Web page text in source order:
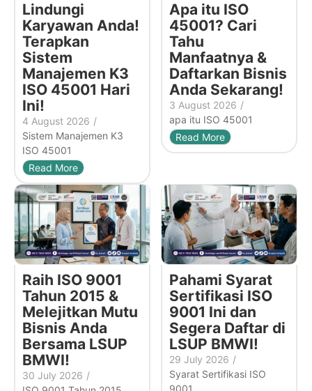
Lindungi
Karyawan Anda!
Terapkan
Sistem
Manajemen K3
ISO 45001 Hari
Ini!
4 August 2026 /
Sistem Manajemen K3
ISO 45001
Read More
Apa itu ISO
45001? Cari
Tahu
Manfaatnya &
Daftarkan Bisnis
Anda Sekarang!
3 August 2026 /
apa itu ISO 45001
Read More
Raih ISO 9001
Tahun 2015 &
Melejitkan Mutu
Bisnis Anda
Bersama LSUP
BMWI!
30 July 2026 /
Pahami Syarat
Sertifikasi ISO
9001 Ini dan
Segera Daftar di
LSUP BMWI!
29 July 2026 /
Syarat Sertifikasi ISO
9001